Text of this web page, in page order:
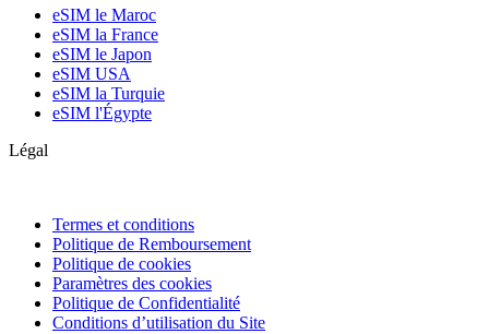
eSIM le Maroc
eSIM la France
eSIM le Japon
eSIM USA
eSIM la Turquie
eSIM l'Égypte
Légal
Termes et conditions
Politique de Remboursement
Politique de cookies
Paramètres des cookies
Politique de Confidentialité
Conditions d’utilisation du Site